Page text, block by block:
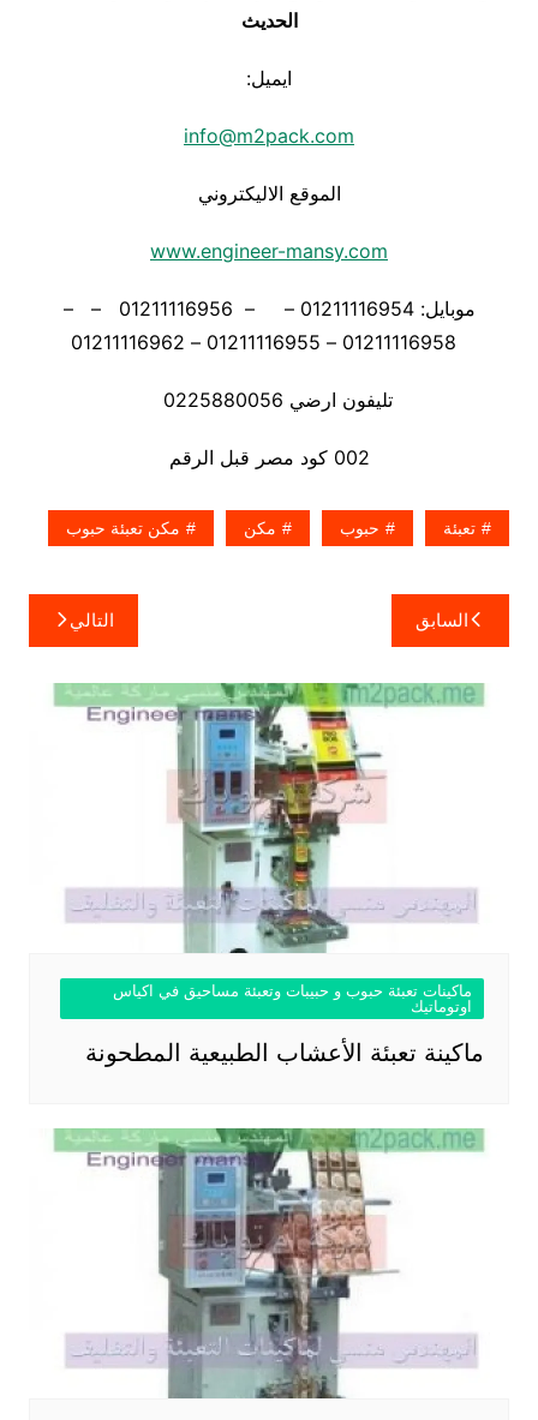
الحديث
ايميل:
info@m2pack.com
الموقع الاليكتروني
www.engineer-mansy.com
موبايل: 01211116954 – – 01211116956 – –
تليفون ارضي 0225880056
002 كود مصر قبل الرقم
تعبئة حبوب مكن مكن تعبئة حبوب
تصفّح
المقالات
السابق التالي
ماكينات تعبئة حبوب و حبيبات وتعبئة مساحيق في اكياس
اوتوماتيك
ماكينة تعبئة الأعشاب الطبيعية المطحونة